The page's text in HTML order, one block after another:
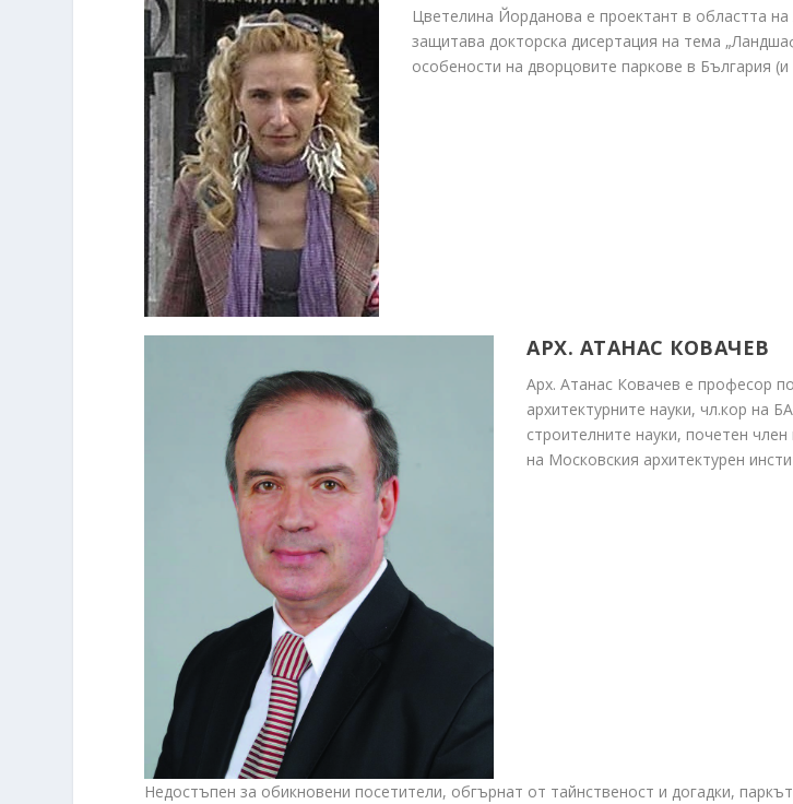
Цветелина Йорданова е проектант в областта
защитава докторска дисертация на тема
особености на дворцовите паркове в България
АРХ. АТАНАС КОВАЧЕВ
Арх. Атанас Ковачев е професор
архитектурните науки, чл.кор на
строителните науки, почетен
на Московския архитектурен
Недостъпен за обикновени посетители, обгърнат от тайнственост и догадки,